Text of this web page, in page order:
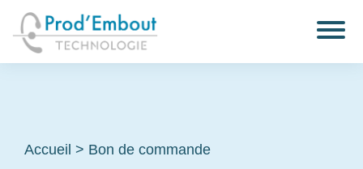
Accueil > Bon de commande